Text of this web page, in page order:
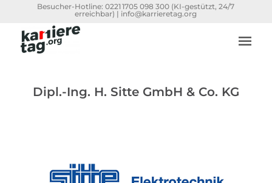
Besucher-Hotline:0221 1705 098 300 (KI-gestützt, 24/7
erreichbar) | info@karrieretag.org
Dipl.-Ing. H. Sitte GmbH & Co. KG